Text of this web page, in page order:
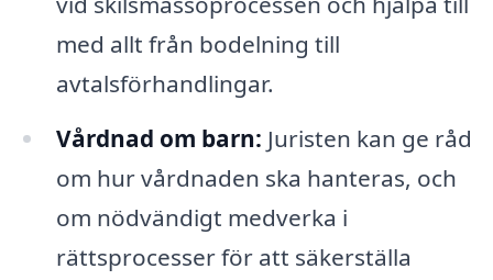
med allt från bodelning till
avtalsförhandlingar.
Vårdnad om barn: Juristen kan ge råd
om hur vårdnaden ska hanteras, och
om nödvändigt medverka i
rättsprocesser för att säkerställa